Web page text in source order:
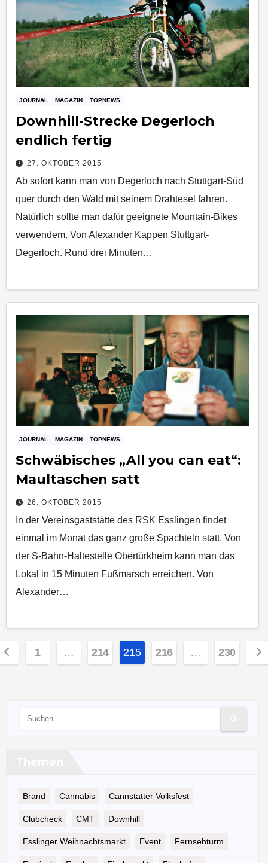
JOURNAL MAGAZIN TOPNEWS
Downhill-Strecke Degerloch
endlich fertig
27. OKTOBER 2015
Ab sofort kann man von Degerloch nach Stuttgart-Süd
quer durch den Wald mit seinem Drahtesel fahren.
Natürlich sollte man dafür geeignete Mountain-Bikes
verwendem. Von Alexander Kappen Stuttgart-
Degerloch. Rund drei Minuten…
JOURNAL MAGAZIN TOPNEWS
Schwäbisches „All you can eat“:
Maultaschen satt
26. OKTOBER 2015
In der Vereinsgaststätte des RSK Esslingen findet
einmal im Monat das ganz große Spachteln statt. Von
der S-Bahn-Haltestelle Obertürkheim kann man das
Lokal in 15 Minuten Fußmarsch erreichen. Von
Alexander…
1 … 214 215 216 … 230
Brand Cannabis Cannstatter Volksfest
Clubcheck CMT Downhill
Esslinger Weihnachtsmarkt Event Fernsehturm